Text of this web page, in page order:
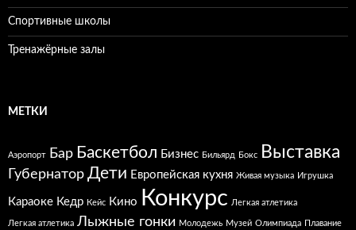
Спортивные школы
Тренажёрные залы
МЕТКИ
Аэропорт Бар Баскетбол Бизнес Бильярд Бокс Выставка
Губернатор Дети Европейская кухня Живая музыка Игрушка
Караоке Кедр Кейс Кино Конкурс Легкая атлетика
Легкая атлетика Лыжные гонки Молодежь Музей Олимпиада Плавание